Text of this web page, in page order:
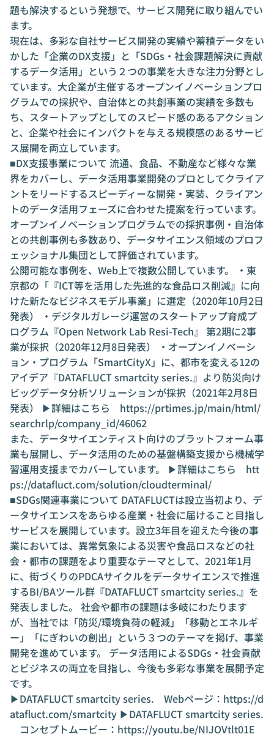
題も解決するという発想で、サービス開発に取り組んでい
ます。
現在は、多彩な自社サービス開発の実績や蓄積データをい
かした「企業のDX支援」と「SDGs・社会課題解決に貢献
するデータ活用」という２つの事業を大きな注力分野とし
ています。大企業が主催するオープンイノベーションプロ
グラムでの採択や、自治体との共創事業の実績を多数も
ち、スタートアップとしてのスピード感のあるアクション
と、企業や社会にインパクトを与える規模感のあるサービ
ス展開を両立しています。
■DX支援事業について 流通、食品、不動産など様々な業
界をカバーし、データ活用事業開発のプロとしてクライア
ントをリードするスピーディーな開発・実装、クライアン
トのデータ活用フェーズに合わせた提案を行っています。
オープンイノベーションプログラムでの採択事例・自治体
との共創事例も多数あり、データサイエンス領域のプロフ
ェッショナル集団として評価されています。
公開可能な事例を、Web上で複数公開しています。 ・東
京都の「『ICT等を活用した先進的な食品ロス削減』に向
けた新たなビジネスモデル事業」に選定（2020年10月2日
発表） ・デジタルガレージ運営のスタートアップ育成プ
ログラム『Open Network Lab Resi-Tech』 第2期に2事
業が採択（2020年12月8日発表） ・オープンイノベーシ
ョン・プログラム「SmartCityX」に、都市を変える12の
アイデア『DATAFLUCT smartcity series.』より防災向け
ビッグデータ分析ソリューションが採択（2021年2月8日
発表） ▶︎詳細はこちら https://prtimes.jp/main/html/
searchrlp/company_id/46062
また、データサイエンティスト向けのプラットフォーム事
業も展開し、データ活用のための基盤構築支援から機械学
習運用支援までカバーしています。 ▶︎詳細はこちら htt
ps://datafluct.com/solution/cloudterminal/
■SDGs関連事業について DATAFLUCTは設立当初より、デ
ータサイエンスをあらゆる産業・社会に届けること目指し
サービスを展開しています。設立3年目を迎えた今後の事
業においては、異常気象による災害や食品ロスなどの社
会・都市の課題をより重要なテーマとして、2021年1月
に、街づくりのPDCAサイクルをデータサイエンスで推進
するBI/BAツール群『DATAFLUCT smartcity series.』を
発表しました。 社会や都市の課題は多岐にわたります
が、当社では「防災/環境負荷の軽減」「移動とエネルギ
ー」「にぎわいの創出」という３つのテーマを掲げ、事業
開発を進めています。 データ活用によるSDGs・社会貢献
とビジネスの両立を目指し、今後も多彩な事業を展開予定
です。
▶︎DATAFLUCT smartcity series. Webページ： https://d
atafluct.com/smartcity ▶︎DATAFLUCT smartcity series.
コンセプトムービー： https://youtu.be/NIJOVtlt01E